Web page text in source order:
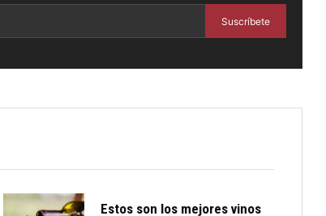
Suscríbete
Estos son los mejores vinos